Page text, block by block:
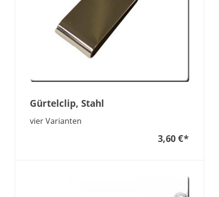
Gürtelclip, Stahl
vier Varianten
3,60 €*